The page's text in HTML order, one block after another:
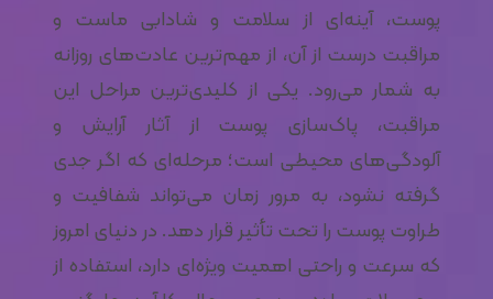
پوست، آینه‌ای از سلامت و شادابی ماست و
مراقبت درست از آن، از مهم‌ترین عادت‌های روزانه
به شمار می‌رود. یکی از کلیدی‌ترین مراحل این
مراقبت، پاک‌سازی پوست از آثار آرایش و
آلودگی‌های محیطی است؛ مرحله‌ای که اگر جدی
گرفته نشود، به مرور زمان می‌تواند شفافیت و
طراوت پوست را تحت تأثیر قرار دهد. در دنیای امروز
که سرعت و راحتی اهمیت ویژه‌ای دارد، استفاده از